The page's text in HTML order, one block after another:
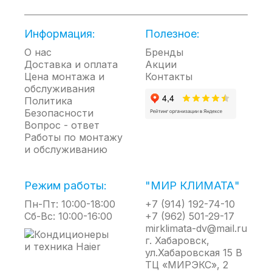
зависимости от разницы между фактической и
заданной температурой в помещении. При
необходимости конвектор быстро доводит
температуру до установленной пользователем.
После - работает только на её поддержание,
снижая энергопотребление. Обычные конвекторы
всегда работают на полную мощность.
Конвекторы Transformer System с блоком
управления Transformer Digital Inverter потребляют
столько электроэнергии, сколько необходимо для
Расширить возможности прибора помогут
дополнительные аксессуары: модуль Smart Wi-Fi.
HEDGEHOG – это бесшумный монолитный
нагревательный элемент нового поколения на
20% компактнее и эффективнее стандартных
нагревательных элементов, позволяющий быстро
Информация:
О нас
Доставка и оплата
Цена монтажа и
обслуживания
Политика
Безопасности
Вопрос - ответ
Работы по монтажу
и обслуживанию
Полезное:
Бренды
Акции
Контакты
Режим работы:
Пн-Пт: 10:00-18:00
Сб-Вс: 10:00-16:00
"МИР КЛИМАТА"
+7 (914) 192-74-10
+7 (962) 501-29-17
mirklimata-dv@mail.ru
г. Хабаровск,
ул.Хабаровская 15 В
ТЦ «МИРЭКС», 2